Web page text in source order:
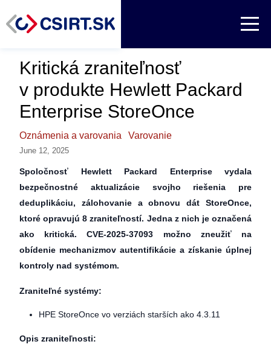
Kritická zraniteľnosť
v produkte Hewlett Packard
Enterprise StoreOnce
Oznámenia a varovania Varovanie
June 12, 2025
Spoločnosť Hewlett Packard Enterprise vydala
bezpečnostné aktualizácie svojho riešenia pre
deduplikáciu, zálohovanie a obnovu dát StoreOnce,
ktoré opravujú 8 zraniteľností. Jedna z nich je označená
ako kritická. CVE-2025-37093 možno zneužiť na
obídenie mechanizmov autentifikácie a získanie úplnej
kontroly nad systémom.
Zraniteľné systémy:
HPE StoreOnce vo verziách starších ako 4.3.11
Opis zraniteľnosti: